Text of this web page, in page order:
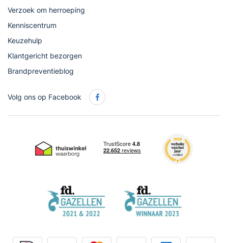
Verzoek om herroeping
Kenniscentrum
Keuzehulp
Klantgericht bezorgen
Brandpreventieblog
Volg ons op Facebook